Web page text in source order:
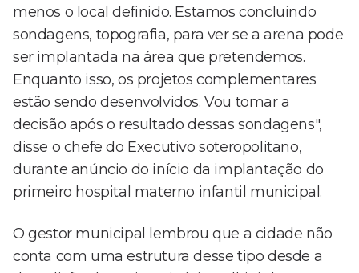
menos o local definido. Estamos concluindo
sondagens, topografia, para ver se a arena pode
ser implantada na área que pretendemos.
Enquanto isso, os projetos complementares
estão sendo desenvolvidos. Vou tomar a
decisão após o resultado dessas sondagens",
disse o chefe do Executivo soteropolitano,
durante anúncio do início da implantação do
primeiro hospital materno infantil municipal.
O gestor municipal lembrou que a cidade não
conta com uma estrutura desse tipo desde a